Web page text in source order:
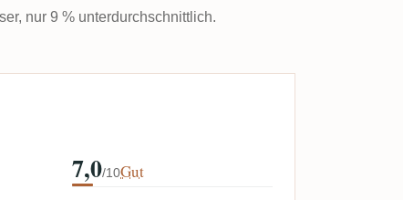
nur 9 % unterdurchschnittlich.
7,0/10Gut